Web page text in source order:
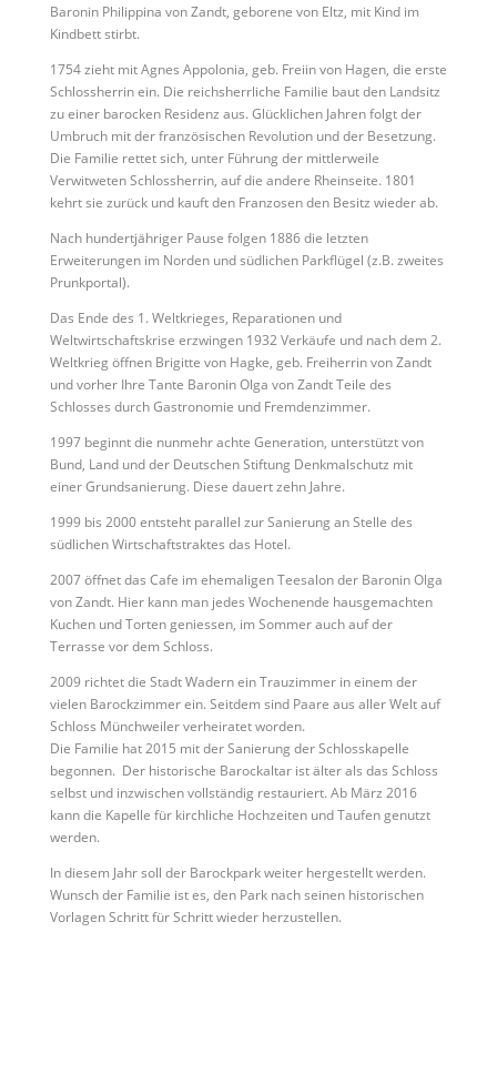
Baronin Philippina von Zandt, geborene von Eltz, mit Kind im
Kindbett stirbt.
1754 zieht mit Agnes Appolonia, geb. Freiin von Hagen, die erste
Schlossherrin ein. Die reichsherrliche Familie baut den Landsitz
zu einer barocken Residenz aus. Glücklichen Jahren folgt der
Umbruch mit der französischen Revolution und der Besetzung.
Die Familie rettet sich, unter Führung der mittlerweile
Verwitweten Schlossherrin, auf die andere Rheinseite. 1801
kehrt sie zurück und kauft den Franzosen den Besitz wieder ab.
Nach hundertjähriger Pause folgen 1886 die letzten
Erweiterungen im Norden und südlichen Parkflügel (z.B. zweites
Prunkportal).
Das Ende des 1. Weltkrieges, Reparationen und
Weltwirtschaftskrise erzwingen 1932 Verkäufe und nach dem 2.
Weltkrieg öffnen Brigitte von Hagke, geb. Freiherrin von Zandt
und vorher Ihre Tante Baronin Olga von Zandt Teile des
Schlosses durch Gastronomie und Fremdenzimmer.
1997 beginnt die nunmehr achte Generation, unterstützt von
Bund, Land und der Deutschen Stiftung Denkmalschutz mit
einer Grundsanierung. Diese dauert zehn Jahre.
1999 bis 2000 entsteht parallel zur Sanierung an Stelle des
südlichen Wirtschaftstraktes das Hotel.
2007 öffnet das Cafe im ehemaligen Teesalon der Baronin Olga
von Zandt. Hier kann man jedes Wochenende hausgemachten
Kuchen und Torten geniessen, im Sommer auch auf der
Terrasse vor dem Schloss.
2009 richtet die Stadt Wadern ein Trauzimmer in einem der
vielen Barockzimmer ein. Seitdem sind Paare aus aller Welt auf
Schloss Münchweiler verheiratet worden.
Die Familie hat 2015 mit der Sanierung der Schlosskapelle
begonnen. Der historische Barockaltar ist älter als das Schloss
selbst und inzwischen vollständig restauriert. Ab März 2016
kann die Kapelle für kirchliche Hochzeiten und Taufen genutzt
werden.
In diesem Jahr soll der Barockpark weiter hergestellt werden.
Wunsch der Familie ist es, den Park nach seinen historischen
Vorlagen Schritt für Schritt wieder herzustellen.